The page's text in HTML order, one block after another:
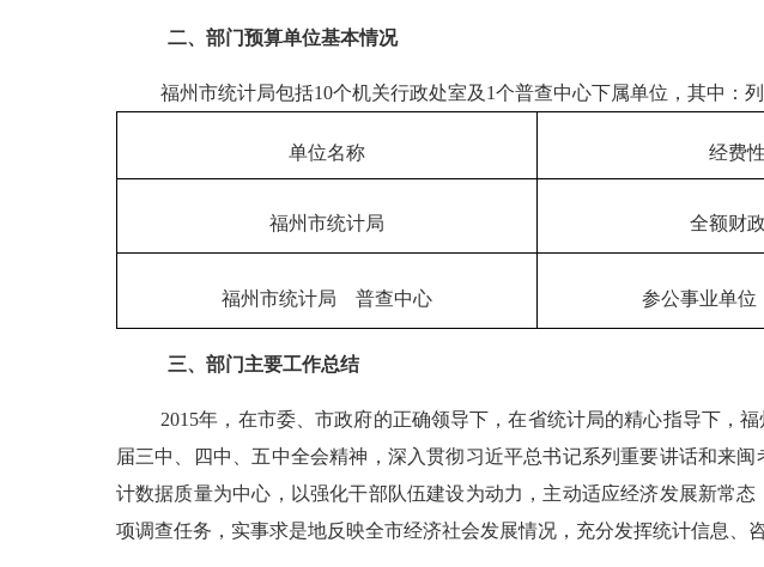
二、部门预算单位基本情况
福州市统计局包括10个机关行政处室及 1个普查中心下属单位，其中：
单位名称 经费
福州市统计局 全额财
福州市统计局 普查中心 参公事业单位
三、部门主要工作总结
2015年，在市委、市政府的正确领导下，在省统计局的精心指导下，
届三中、四中、五中全会精神，深入贯彻习近平总书记系列重要讲话和来
计数据质量为中心，以强化干部队伍建设为动力，主动适应经济发展新常
项调查任务，实事求是地反映全市经济社会发展情况，充分发挥统计信息、